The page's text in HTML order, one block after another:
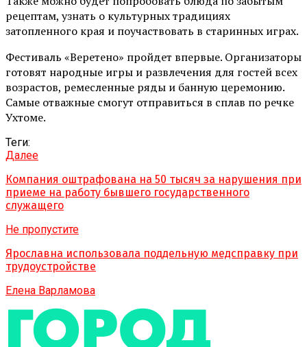
рецептам, узнать о культурных традициях
затопленного края и поучаствовать в старинных играх.
Фестиваль «Веретено» пройдет впервые. Организаторы
готовят народные игры и развлечения для гостей всех
возрастов, ремесленные ряды и банную церемонию.
Самые отважные смогут отправиться в сплав по речке
Ухтоме.
Теги:
Далее
Компания оштрафована на 50 тысяч за нарушения при
приеме на работу бывшего государственного
служащего
Не пропустите
Ярославна использовала поддельную медсправку при
трудоустройстве
Елена Варламова